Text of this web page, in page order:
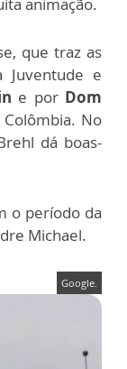
animação.
que traz as
Juventude e
e por Dom
Colômbia. No
dá boas-
o período da
Michael.
Google.